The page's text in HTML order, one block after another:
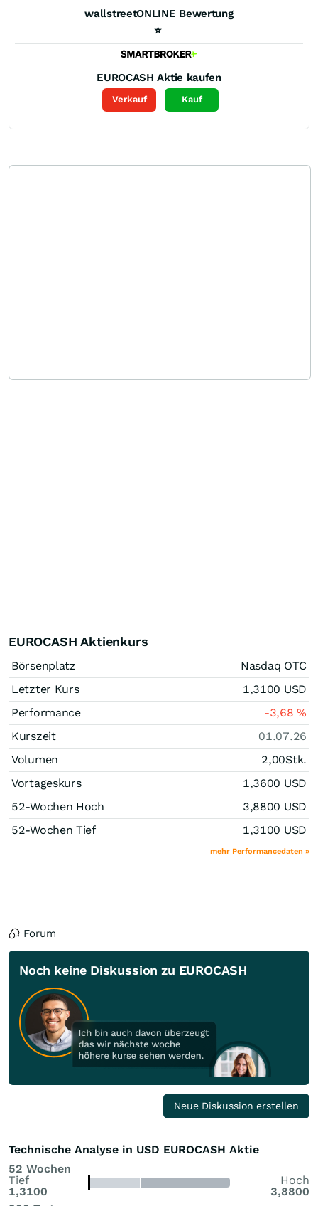
wallstreetONLINE Bewertung
⭐
EUROCASH Aktie kaufen
Verkauf Kauf
EUROCASH Aktienkurs
Börsenplatz
Nasdaq OTC
Letzter Kurs
1,3100 USD
Performance
-3,68%
Kurszeit
01.07.26
Volumen
2,00Stk.
Vortageskurs
1,3600 USD
52-Wochen Hoch
3,8800 USD
52-Wochen Tief
1,3100 USD
mehr Performancedaten »
Forum
Noch keine Diskussion zu EUROCASH
Neue Diskussion erstellen
Technische Analyse in USD EUROCASH Aktie
52 Wochen
Tief
1,3100
Hoch
3,8800